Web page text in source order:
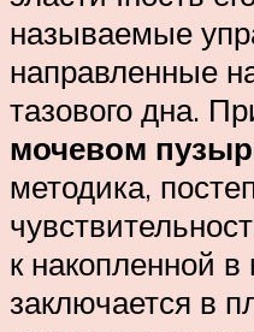
называемые
направленные
тазового дна.
мочевом
методика,
к накопленной
заключается в